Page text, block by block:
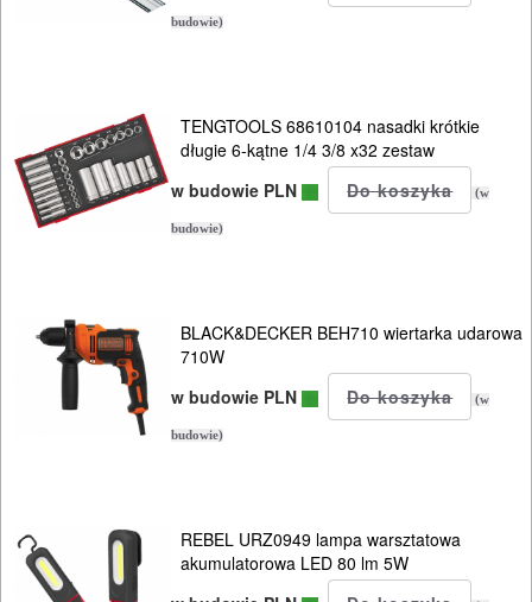
silikonu
Do
polerek
Do
satyniarek
hebli
budowie)
TENGTOOLS 68610104 nasadki krótkie
długie 6-kątne 1/4 3/8 x32 zestaw
w budowie PLN
(w
budowie)
BLACK&DECKER BEH710 wiertarka udarowa
710W
w budowie PLN
(w
budowie)
REBEL URZ0949 lampa warsztatowa
akumulatorowa LED 80 lm 5W